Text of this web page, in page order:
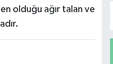
olduğu ağır talan ve